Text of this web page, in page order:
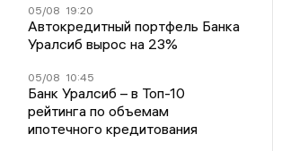
05/08 19:20
Автокредитный портфель Банка
Уралсиб вырос на 23%
05/08 10:45
Банк Уралсиб – в Топ-10
рейтинга по объемам
ипотечного кредитования